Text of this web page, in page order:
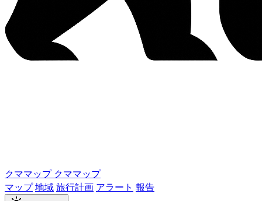
クママップ クママップ
マップ地域旅行計画 アラート 報告